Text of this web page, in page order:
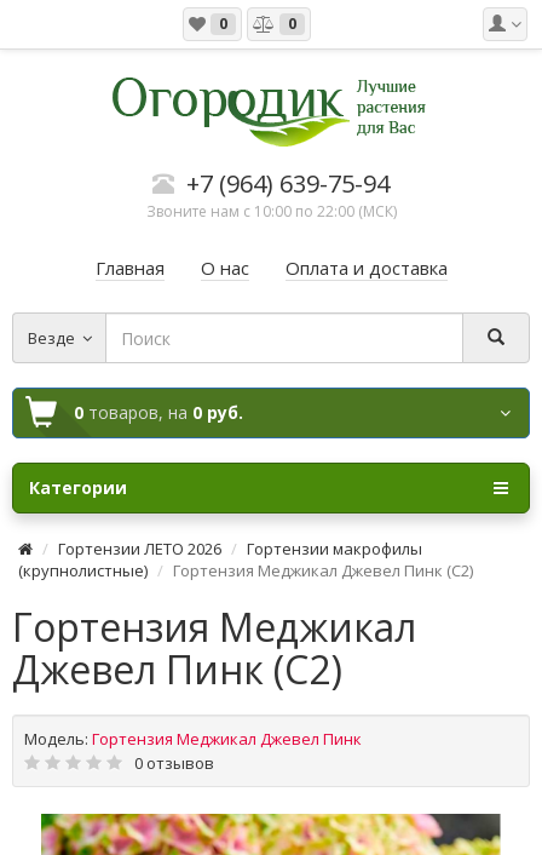
0 0
+7 (964) 639-75-94
Звоните нам с 10:00 по 22:00 (МСК)
Главная О нас Оплата и доставка
Везде
0 товаров, на 0 руб.
Категории
Гортензии ЛЕТО 2026
Гортензии макрофилы
(крупнолистные)
Гортензия Меджикал Джевел Пинк (С2)
Гортензия Меджикал
Джевел Пинк (С2)
Модель: Гортензия Меджикал Джевел Пинк
0 отзывов